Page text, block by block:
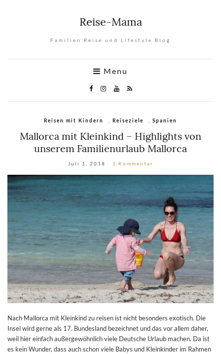
Reise-Mama
Familien Reise und Lifestyle Blog
Menu
Reisen mit Kindern Reiseziele Spanien
Mallorca mit Kleinkind – Highlights von
unserem Familienurlaub Mallorca
Juli 1, 2018 1 Kommentar
Nach Mallorca mit Kleinkind zu reisen ist nicht besonders exotisch. Die
Insel wird gerne als 17. Bundesland bezeichnet und das vor allem daher,
weil hier einfach außergewöhnlich viele Deutsche Urlaub machen. Da ist
es kein Wunder, dass auch schon viele Babys und Kleinkinder im Rahmen